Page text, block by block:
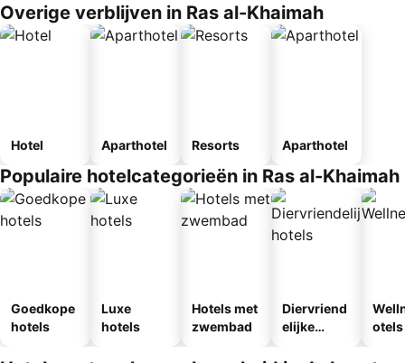
Overige verblijven in Ras al-Khaimah
Hotel Aparthotel Resorts Aparthotel
Populaire hotelcategorieën in Ras al-Khaimah
Goedkope
hotels
Luxe
hotels
Hotels met
zwembad
Diervriend
elijke
otels